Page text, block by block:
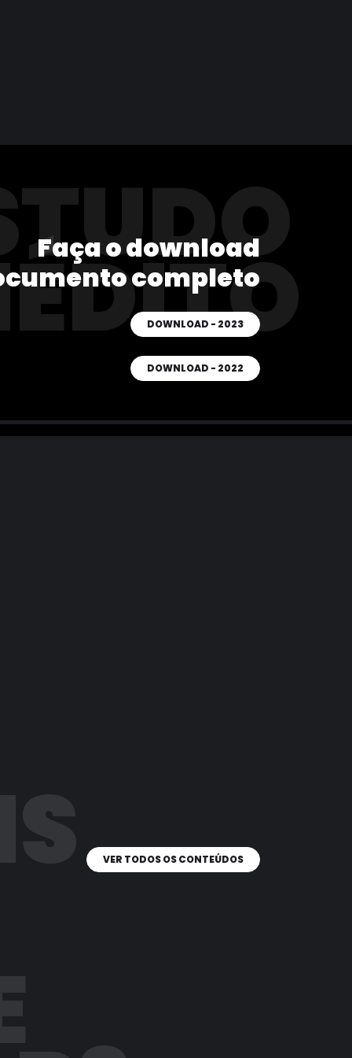
Faça o download
completo
DOWNLOAD - 2023
DOWNLOAD - 2022
VER TODOS OS CONTEÚDOS